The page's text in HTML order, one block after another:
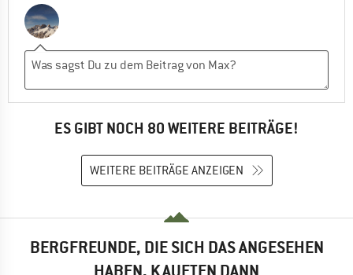
ES GIBT NOCH 80 WEITERE BEITRÄGE!
WEITERE BEITRÄGE ANZEIGEN
BERGFREUNDE, DIE SICH DAS ANGESEHEN